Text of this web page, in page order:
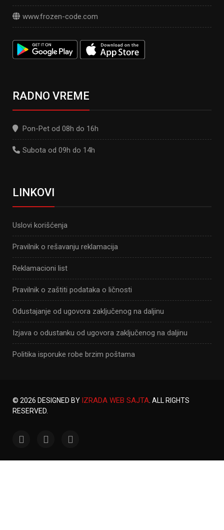
www.frozen-code.com
RADNO VREME
Pon-Pet od 08h do 16h
Subota od 09h do 14h
LINKOVI
Uslovi korišćenja
Pravilnik o rešavanju reklamacija
Reklamacioni list
Pravilnik o zaštiti podataka o ličnosti
Odustajanje od ugovora zaključenog na daljinu
Izjava o odustanku od ugovora zaključenog na daljinu
Politika isporuke robe brzim poštama
© 2026 DESIGNED BY IZRADA WEB SAJTA . ALL RIGHTS
RESERVED.